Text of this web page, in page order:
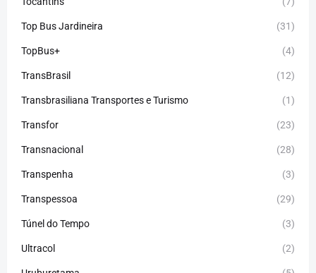
Top Bus Jardineira (31)
TopBus+ (4)
TransBrasil (12)
Transbrasiliana Transportes e Turismo (1)
Transfor (23)
Transnacional (28)
Transpenha (3)
Transpessoa (29)
Túnel do Tempo (3)
Ultracol (2)